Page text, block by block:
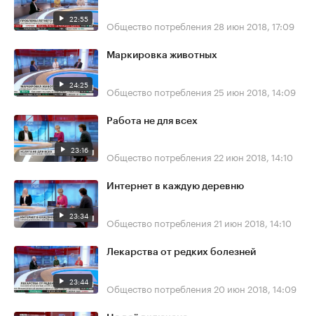
22:55 Общество потребления 28 июн 2018, 17:09
24:25
Маркировка животных
Общество потребления 25 июн 2018, 14:09
23:16
Работа не для всех
Общество потребления 22 июн 2018, 14:10
23:34
Интернет в каждую деревню
Общество потребления 21 июн 2018, 14:10
23:44
Лекарства от редких болезней
Общество потребления 20 июн 2018, 14:09